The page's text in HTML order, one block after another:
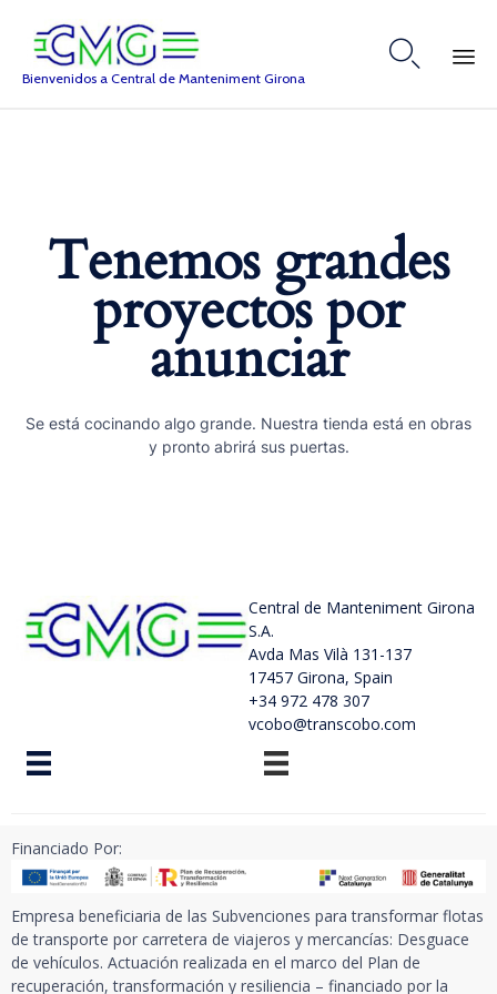
Bienvenidos a Central de Manteniment Girona

Tenemos grandes
proyectos por
anunciar
Se está cocinando algo grande. Nuestra tienda está en obras
y pronto abrirá sus puertas.
Central de Manteniment Girona
S.A.
Avda Mas Vilà 131-137
17457 Girona, Spain
+34 972 478 307
vcobo@transcobo.com
Financiado Por:
Empresa beneficiaria de las Subvenciones para transformar flotas
de transporte por carretera de viajeros y mercancías: Desguace
de vehículos. Actuación realizada en el marco del Plan de
recuperación, transformación y resiliencia – financiado por la